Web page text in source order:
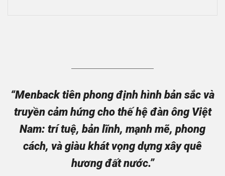
“Menback tiên phong định hình bản sắc và
truyền cảm hứng cho thế hệ đàn ông Việt
Nam: trí tuệ, bản lĩnh, mạnh mẽ, phong
cách, và giàu khát vọng dựng xây quê
hương đất nước.”